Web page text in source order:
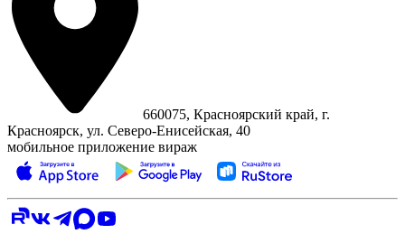
660075, Красноярский край, г.
Красноярск, ул. Северо‑Енисейская, 40
мобильное приложение вираж